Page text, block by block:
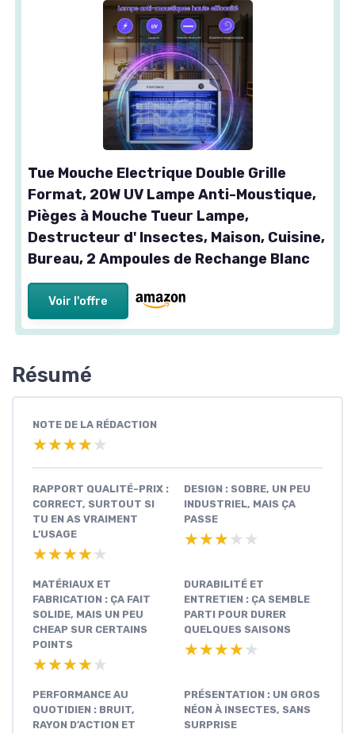
Tue Mouche Electrique Double Grille
Format, 20W UV Lampe Anti-Moustique,
Pièges à Mouche Tueur Lampe,
Destructeur d' Insectes, Maison, Cuisine,
Bureau, 2 Ampoules de Rechange Blanc
Voir l'offre
Résumé
NOTE DE LA RÉDACTION
★★★★★
★★★★★
RAPPORT QUALITÉ-PRIX :
CORRECT, SURTOUT SI
TU EN AS VRAIMENT
L’USAGE
★★★★★
★★★★★
DESIGN : SOBRE, UN PEU
INDUSTRIEL, MAIS ÇA
PASSE
★★★★★
★★★★★
MATÉRIAUX ET
FABRICATION : ÇA FAIT
SOLIDE, MAIS UN PEU
CHEAP SUR CERTAINS
POINTS
★★★★★
★★★★★
DURABILITÉ ET
ENTRETIEN : ÇA SEMBLE
PARTI POUR DURER
QUELQUES SAISONS
★★★★★
★★★★★
PERFORMANCE AU
QUOTIDIEN : BRUIT,
RAYON D’ACTION ET
PRÉSENTATION : UN GROS
NÉON À INSECTES, SANS
SURPRISE